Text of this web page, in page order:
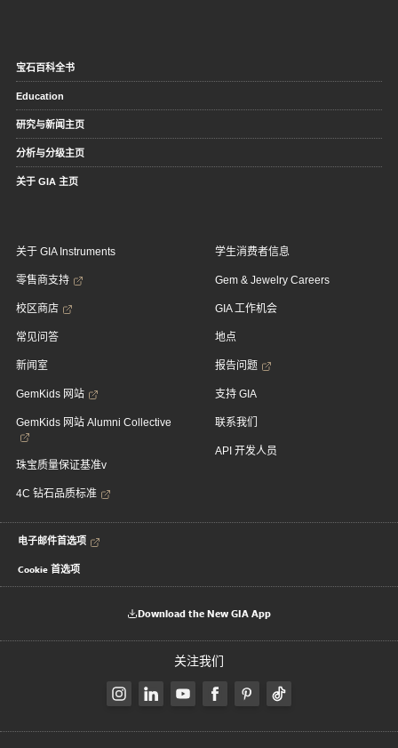
宝石百科全书
Education
研究与新闻主页
分析与分级主页
关于 GIA 主页
关于 GIA Instruments
零售商支持
校区商店
常见问答
新闻室
GemKids 网站
GemKids 网站 Alumni Collective
珠宝质量保证基准v
4C 钻石品质标准
学生消费者信息
Gem & Jewelry Careers
GIA 工作机会
地点
报告问题
支持 GIA
联系我们
API 开发人员
电子邮件首选项
Cookie 首选项
Download the New GIA App
关注我们